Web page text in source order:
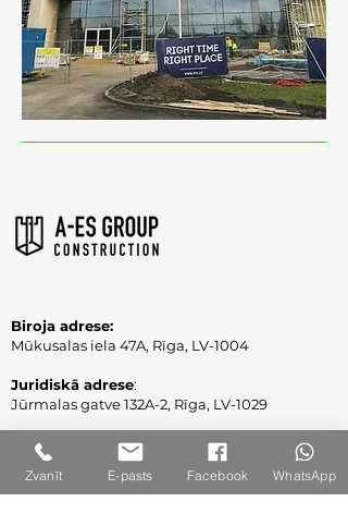
Biroja adrese:
Mūkusalas iela 47A, Rīga, LV-1004
Juridiskā adrese:
Jūrmalas gatve 132A-2, Rīga, LV-1029
Reģ. Nr.
40003309860
PVN Reģ. Nr.:LV40003309860
Zvanīt E-pasts Facebook WhatsApp